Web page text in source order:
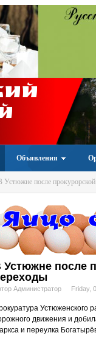
Объявления
В Устюжне после
Устюжне после
Администратор Friday,
Устюженского
движения и
и переулка